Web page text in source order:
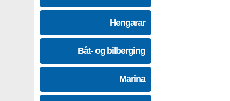
Hengarar
Båt- og bilberging
Marina